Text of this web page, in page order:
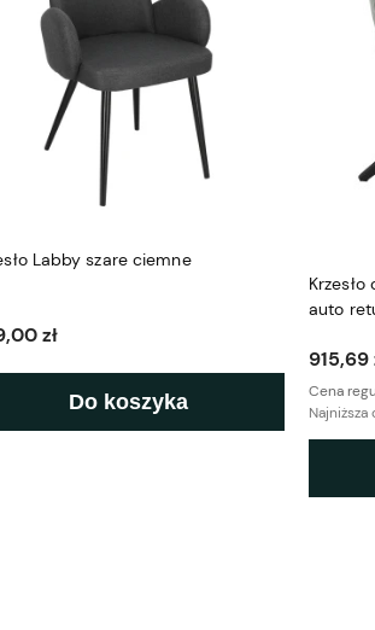
Labby szare ciemne
zł
Do koszyka
auto
915,69
Cena
Najniższa